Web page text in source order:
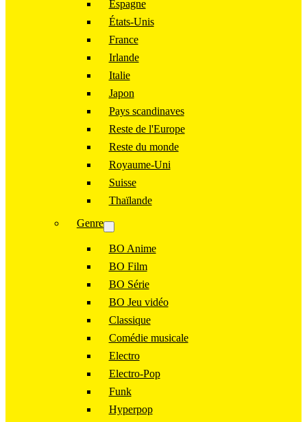
Espagne
États-Unis
France
Irlande
Italie
Japon
Pays scandinaves
Reste de l'Europe
Reste du monde
Royaume-Uni
Suisse
Thaïlande
Genre
BO Anime
BO Film
BO Série
BO Jeu vidéo
Classique
Comédie musicale
Electro
Electro-Pop
Funk
Hyperpop